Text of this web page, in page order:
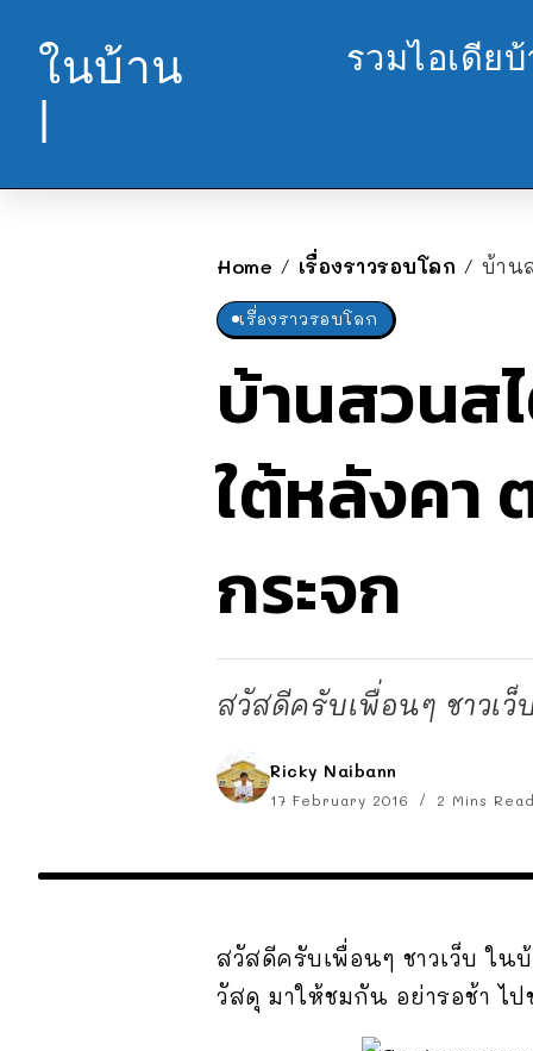
ในบ้าน
|
รวมไอเดีย
Home / เรื่องราวรอบโลก / บ้าน
เรื่องราวรอบโลก
บ้านสวนส
ใต้หลังคา
กระจก
สวัสดีครับเพื่อนๆ ชาวเว็
Ricky Naibann
17 February 2016 2 Mins Read
สวัสดีครับเพื่อนๆ ชาวเว็บ ใน
วัสดุ มาให้ชมกัน อย่ารอช้า ไป